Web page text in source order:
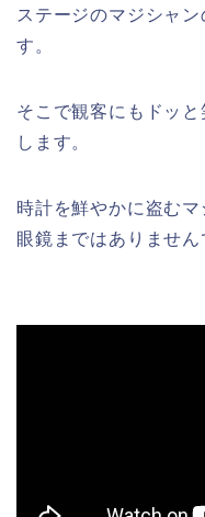
ステージのマジシャ
す。
そこで観客にもドッ
します。
時計を鮮やかに盗むマ
眼鏡まではありません